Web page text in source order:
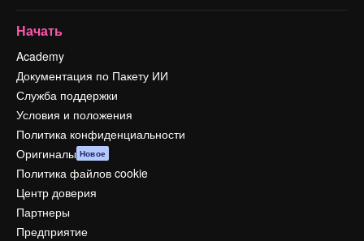
Начать
Academy
Документация по Пакету ИИ
Служба поддержки
Условия и положения
Политика конфиденциальности
Оригиналы Новое
Политика файлов cookie
Центр доверия
Партнеры
Предприятие